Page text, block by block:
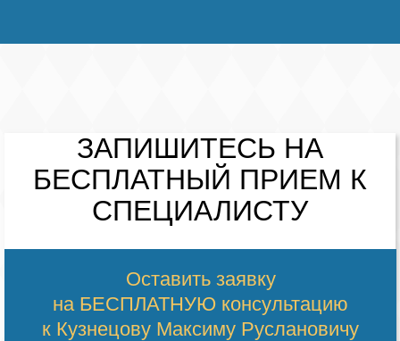
ЗАПИШИТЕСЬ НА
БЕСПЛАТНЫЙ ПРИЕМ К
СПЕЦИАЛИСТУ
Оставить заявку
на БЕСПЛАТНУЮ консультацию
к Кузнецову Максиму Руслановичу